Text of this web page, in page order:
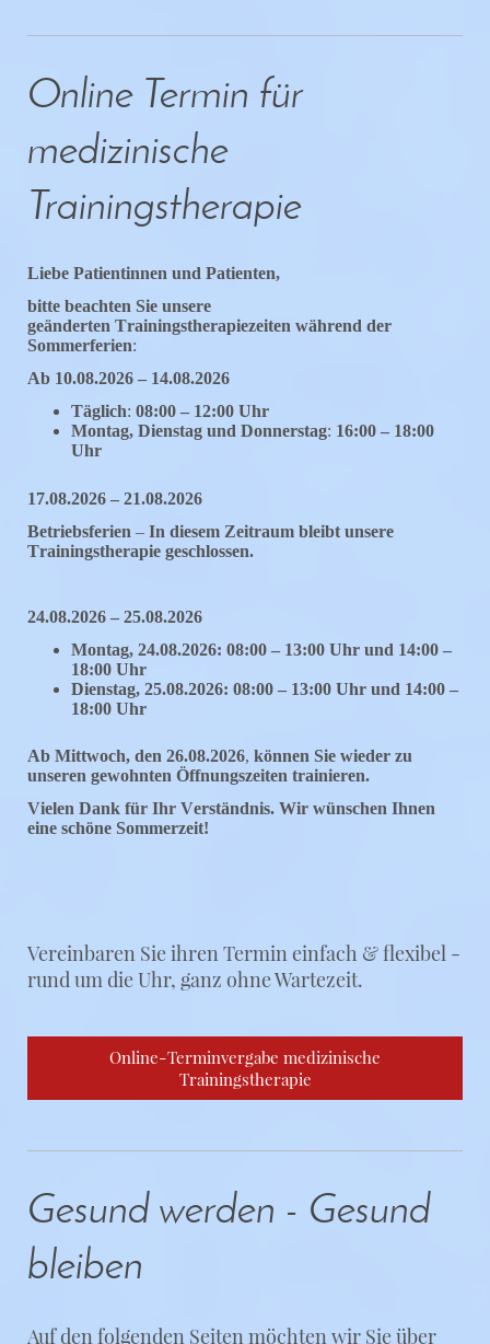
Online Termin für
medizinische
Trainingstherapie
Liebe Patientinnen und Patienten,
bitte beachten Sie unsere
geänderten Trainingstherapiezeiten während der
Sommerferien:
Ab 10.08.2026 – 14.08.2026
Täglich: 08:00 – 12:00 Uhr
Montag, Dienstag und Donnerstag: 16:00 – 18:00
Uhr
17.08.2026 – 21.08.2026
Betriebsferien – In diesem Zeitraum bleibt unsere
Trainingstherapie geschlossen.
24.08.2026 – 25.08.2026
Montag, 24.08.2026: 08:00 – 13:00 Uhr und 14:00 –
18:00 Uhr
Dienstag, 25.08.2026: 08:00 – 13:00 Uhr und 14:00 –
18:00 Uhr
Ab Mittwoch, den 26.08.2026, können Sie wieder zu
unseren gewohnten Öffnungszeiten trainieren.
Vielen Dank für Ihr Verständnis. Wir wünschen Ihnen
eine schöne Sommerzeit!
Vereinbaren Sie ihren Termin einfach & flexibel -
rund um die Uhr, ganz ohne Wartezeit.
Online-Terminvergabe medizinische
Trainingstherapie
Gesund werden - Gesund
bleiben
Auf den folgenden Seiten möchten wir Sie über